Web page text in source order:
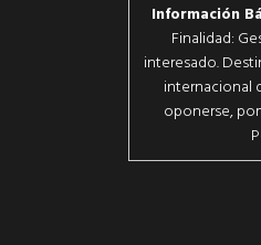
Información
Finalidad:
interesado.
internacional
oponerse,